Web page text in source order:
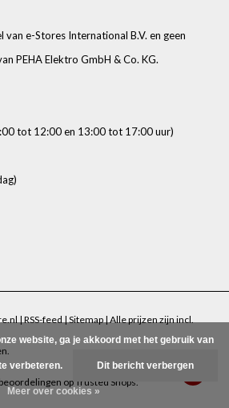
van e-Stores International B.V. en geen
PEHA Elektro GmbH & Co. KG.
tot 12:00 en 13:00 tot 17:00 uur)
|RSS-feed|Sitemap| Alle prijzen zijn incl.
.
beoordelingen op Trusted Shops.
website, ga je akkoord met het gebruik van
verbeteren. Dit bericht verbergen
Meer over cookies »